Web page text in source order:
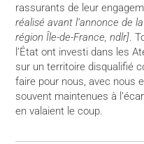
rassurants de leur
réalisé avant l’annonce de
région Île-de-France, ndlr] .
l’État ont investi dans les
sur un territoire disqualifié
faire pour nous, avec nous
souvent maintenues à
en valaient le coup.